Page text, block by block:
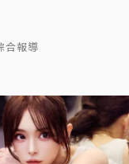
合報導